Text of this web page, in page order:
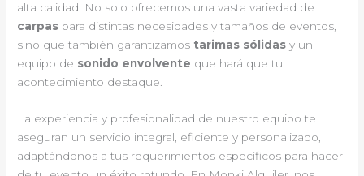
alta calidad. No solo ofrecemos una vasta variedad de
carpas para distintas necesidades y tamaños de eventos,
sino que también garantizamos tarimas sólidas y un
equipo de sonido envolvente que hará que tu
acontecimiento destaque.
La experiencia y profesionalidad de nuestro equipo te
aseguran un servicio integral, eficiente y personalizado,
adaptándonos a tus requerimientos específicos para hacer